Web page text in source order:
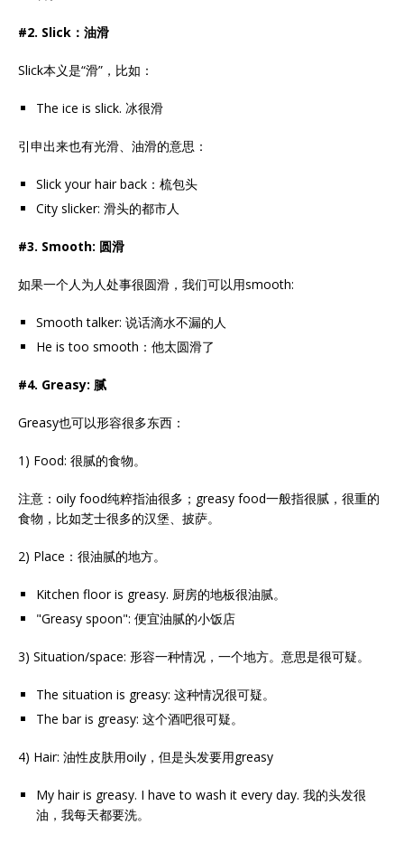
#2. Slick：油滑
Slick本义是“滑”，比如：
The ice is slick. 冰很滑
引申出来也有光滑、油滑的意思：
Slick your hair back：梳包头
City slicker: 滑头的都市人
#3. Smooth: 圆滑
如果一个人为人处事很圆滑，我们可以用smooth:
Smooth talker: 说话滴水不漏的人
He is too smooth：他太圆滑了
#4. Greasy: 腻
Greasy也可以形容很多东西：
1) Food: 很腻的食物。
注意：oily food纯粹指油很多；greasy food一般指很腻，很重的
食物，比如芝士很多的汉堡、披萨。
2) Place：很油腻的地方。
Kitchen floor is greasy. 厨房的地板很油腻。
"Greasy spoon": 便宜油腻的小饭店
3) Situation/space: 形容一种情况，一个地方。意思是很可疑。
The situation is greasy: 这种情况很可疑。
The bar is greasy: 这个酒吧很可疑。
4) Hair: 油性皮肤用oily，但是头发要用greasy
My hair is greasy. I have to wash it every day. 我的头发很
油，我每天都要洗。